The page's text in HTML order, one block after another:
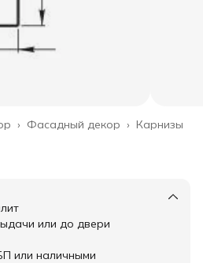
Карнизы
Фасадный декор ›
›
или до двери
или наличными